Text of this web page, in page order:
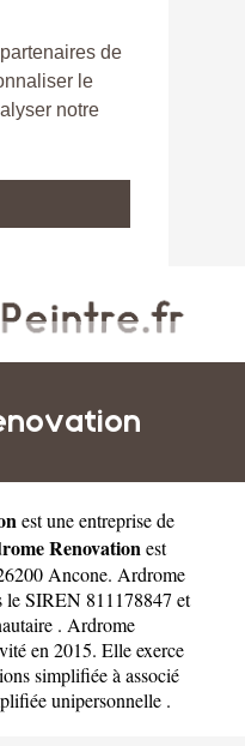
de
le
notre
est uneentreprise de
Renovationest
Ancone. Ardrome
le SIREN 811178847 et
. Ardrome
en 2015. Elle exerce
simplifiée à associé
unipersonnelle .